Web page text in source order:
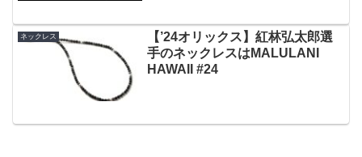
ネックレス
【’24オリックス】紅林弘太郎選
手のネックレスはMALULANI
HAWAII #24